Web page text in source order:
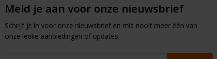
Meld je aan voor onze nieuwsbrief
Schrijf je in voor onze nieuwsbrief en mis nooit meer één van
onze leuke aanbiedingen of updates.